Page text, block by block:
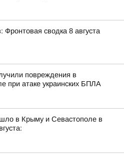
Фронтовая сводка 8 августа
повреждения в
при атаке украинских БПЛА
в Крыму и Севастополе в